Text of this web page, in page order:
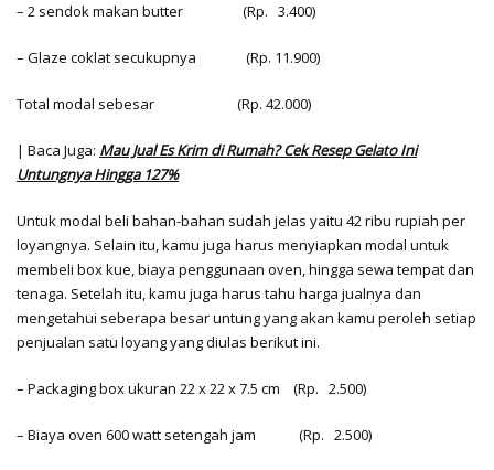
– 2 sendok makan butter (Rp. 3.400)
– Glaze coklat secukupnya (Rp. 11.900)
Total modal sebesar (Rp. 42.000)
| Baca Juga: Mau Jual Es Krim di Rumah? Cek Resep Gelato Ini
Untungnya Hingga 127%
Untuk modal beli bahan-bahan sudah jelas yaitu 42 ribu rupiah per
loyangnya. Selain itu, kamu juga harus menyiapkan modal untuk
membeli box kue, biaya penggunaan oven, hingga sewa tempat dan
tenaga. Setelah itu, kamu juga harus tahu harga jualnya dan
mengetahui seberapa besar untung yang akan kamu peroleh setiap
penjualan satu loyang yang diulas berikut ini.
– Packaging box ukuran 22 x 22 x 7.5 cm (Rp. 2.500)
– Biaya oven 600 watt setengah jam (Rp. 2.500)